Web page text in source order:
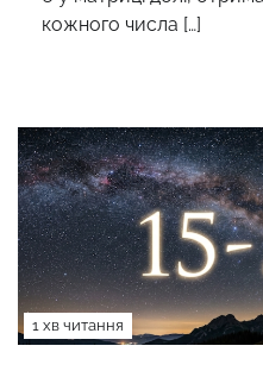
кожного числа […]
1 хв читання